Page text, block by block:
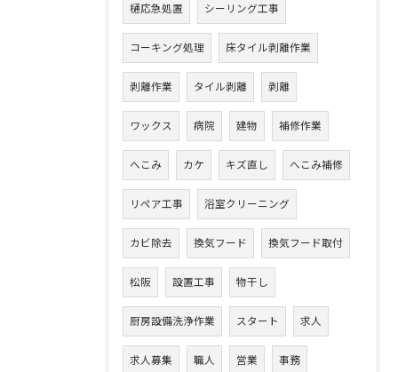
樋応急処置 シーリング工事
コーキング処理 床タイル剥離作業
剥離作業 タイル剥離 剥離
ワックス 病院 建物 補修作業
へこみ カケ キズ直し へこみ補修
リペア工事 浴室クリーニング
カビ除去 換気フード 換気フード取付
松阪 設置工事 物干し
厨房設備洗浄作業 スタート 求人
求人募集 職人 営業 事務